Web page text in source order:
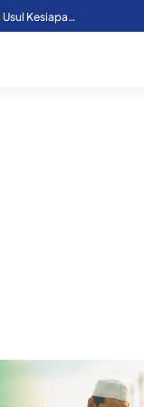
Menko Zulhas Rakor Dengan Gubernur, Bupati/Wali Kota, Bahas 3 Program Presiden di Maluku Utara